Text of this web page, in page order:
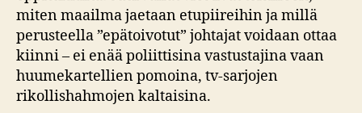
miten maailma jaetaan etupiireihin ja millä
perusteella ”epätoivotut” johtajat voidaan ottaa
kiinni – ei enää poliittisina vastustajina vaan
huumekartellien pomoina, tv‑sarjojen
rikollishahmojen kaltaisina.